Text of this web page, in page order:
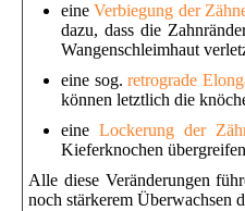
eineVerbiegung der
dazu, dass die
Wangenschleimhaut
eine sog.retrograde
können letztlich die
eine Lockerung der
Kieferknochen
Alle diese Veränderungen
noch stärkerem Überwachsen